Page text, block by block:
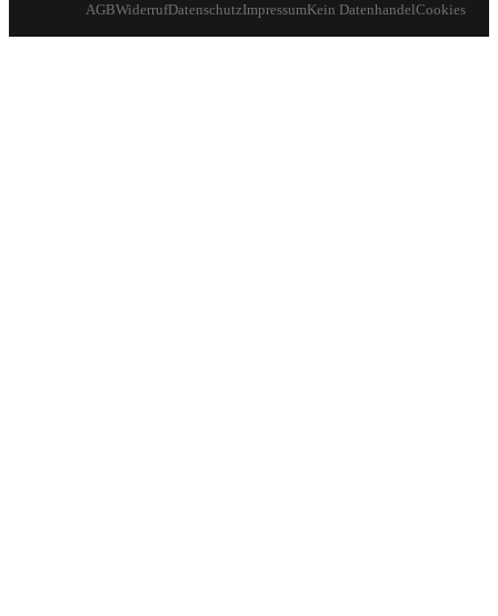
AGBWiderrufDatenschutzImpressumKein DatenhandelCookies